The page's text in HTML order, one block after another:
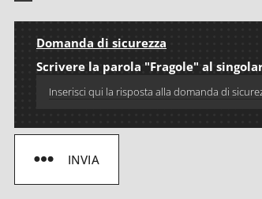
Domanda di sicurezza
Scrivere la parola "Fragole" al
INVIA